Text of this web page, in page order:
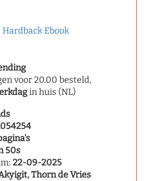
Hardback Ebook
voor 20.00 besteld,
in huis (NL)
50s
22-09-2025
Thorn de Vries